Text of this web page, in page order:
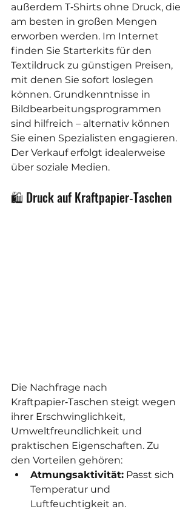
außerdem T‑Shirts ohne Druck, die
am besten in großen Mengen
erworben werden. Im Internet
finden Sie Starterkits für den
Textildruck zu günstigen Preisen,
mit denen Sie sofort loslegen
können. Grundkenntnisse in
Bildbearbeitungsprogrammen
sind hilfreich – alternativ können
Sie einen Spezialisten engagieren.
Der Verkauf erfolgt idealerweise
über soziale Medien.
🛍️ Druck auf Kraftpapier‑Taschen
Die Nachfrage nach
Kraftpapier‑Taschen steigt wegen
ihrer Erschwinglichkeit,
Umweltfreundlichkeit und
praktischen Eigenschaften. Zu
den Vorteilen gehören:
Atmungsaktivität: Passt sich
Temperatur und
Luftfeuchtigkeit an.